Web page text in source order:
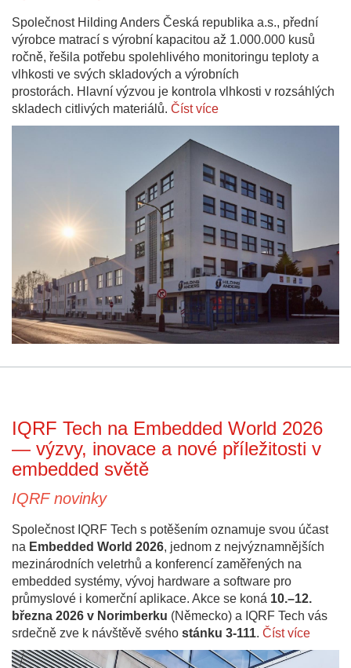
Společnost Hilding Anders Česká republika a.s., přední
výrobce matrací s výrobní kapacitou až 1.000.000 kusů
ročně, řešila potřebu spolehlivého monitoringu teploty a
vlhkosti ve svých skladových a výrobních
prostorách. Hlavní výzvou je kontrola vlhkosti v rozsáhlých
skladech citlivých materiálů. Číst více
IQRF Tech na Embedded World 2026
— výzvy, inovace a nové příležitosti v
embedded světě
IQRF novinky
Společnost IQRF Tech s potěšením oznamuje svou účast
na Embedded World 2026, jednom z nejvýznamnějších
mezinárodních veletrhů a konferencí zaměřených na
embedded systémy, vývoj hardware a software pro
průmyslové i komerční aplikace. Akce se koná 10.–12.
března 2026 v Norimberku (Německo) a IQRF Tech vás
srdečně zve k návštěvě svého stánku 3-111. Číst více